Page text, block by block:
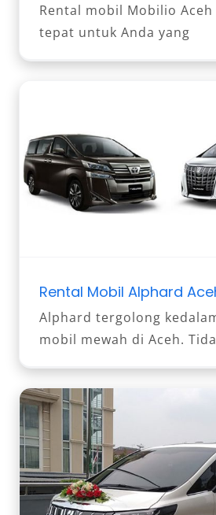
Rental mobil Mobilio
tepat untuk Anda yang
Rental Mobil Alphard
Alphard tergolong
mobil mewah di Aceh.